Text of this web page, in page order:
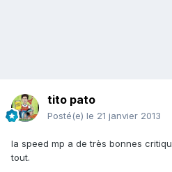
tito pato
Posté(e) le 21 janvier 2013
la speed mp a de très bonnes
tout.